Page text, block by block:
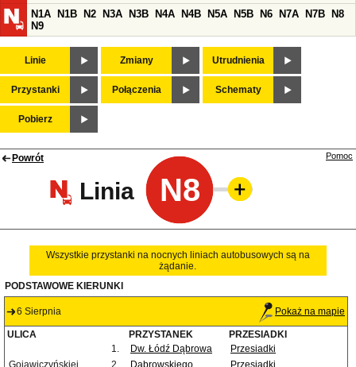
N1A
N1B N2 N3A N3B N4A N4B N5A N5B N6 N7A N7B
N8
N9
Linie Zmiany Utrudnienia
Przystanki Połączenia Schematy
Pobierz
Powrót
Linia N8
Pomoc
Wszystkie przystanki na nocnych liniach autobusowych są na
żądanie.
PODSTAWOWE KIERUNKI
6 Sierpnia Pokaż na mapie
ULICA PRZYSTANEK
PRZESIADKI
1.
Dw. Łódź Dąbrowa
Przesiadki
Gojawiczyńskiej
2. Dąbrowskiego
Przesiadki